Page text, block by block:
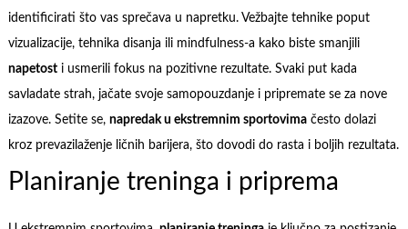
identificirati što vas sprečava u napretku. Vežbajte tehnike poput
vizualizacije, tehnika disanja ili mindfulness-a kako biste smanjili
napetosti usmerili fokus na pozitivne rezultate. Svaki put kada
savladate strah, jačate svoje samopouzdanje i pripremate se za nove
izazove. Setite se, napredak u ekstremnim sportovimačesto dolazi
kroz prevazilaženje ličnih barijera, što dovodi do rasta i boljih rezultata.
Planiranje treninga i priprema